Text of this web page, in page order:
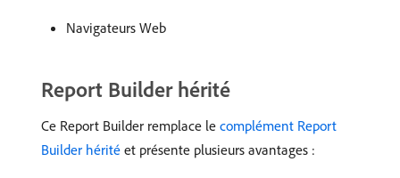
Navigateurs Web
Report Builder hérité
Ce Report Builder remplace le complément Report
Builder hérité et présente plusieurs avantages :